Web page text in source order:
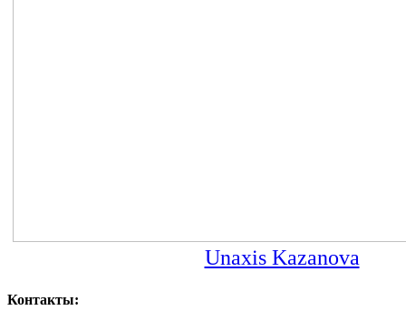
Unaxis Kazanova
Контакты: